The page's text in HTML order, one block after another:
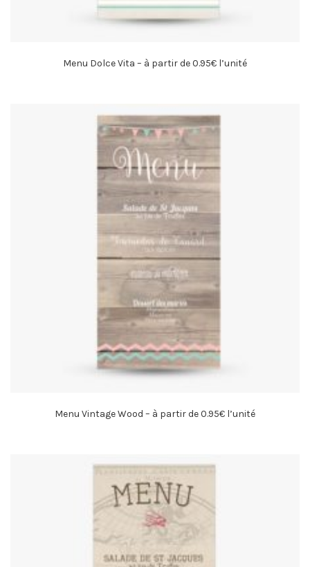
Menu Dolce Vita – à partir de 0.95€ l’unité
Menu Vintage Wood – à partir de 0.95€ l’unité